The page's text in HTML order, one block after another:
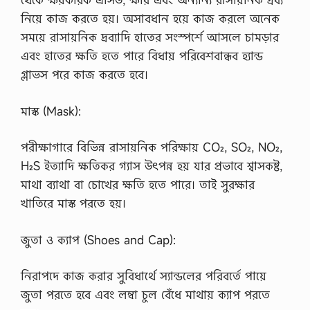
য়
প্র
স
P
l
নিয়ে কাজ করতে হয়। অসাবধান হয়ে কাজ করলে অনেক
সময়ে রাসায়নিক দ্রব্যাদি হাতের সংস্পর্শে আসলে চামড়ার
এবং হাতের ক্ষতি হতে পারে বিধায় পরিবেশবান্ধব হ্যান্ড
গ্লাভস পরে কাজ করতে হবে।
মাস্ক (Mask):
পরীক্ষাগারে বিভিন্ন রাসায়নিক পরিক্ষায় CO₂, SO₂, NO₂,
H₂S ইত্যাদি ক্ষতিকর গ্যাস উৎপন্ন হয় যার প্রভাবে শ্বাসকষ্ট,
মাথা ব্যাথা বা চোখের ক্ষতি হতে পারে। তাই সুরক্ষার
খাতিরে মাস্ক পরতে হয়।
জুতা ও ক্যাপ (Shoes and Cap):
নিরাপদে কাজ করার সুবিধার্থে স্যান্ডলের পরিবর্তে পায়ে
জুতা পরতে হবে এবং লম্বা চুল বেঁধে মাথায় ক্যাপ পরতে